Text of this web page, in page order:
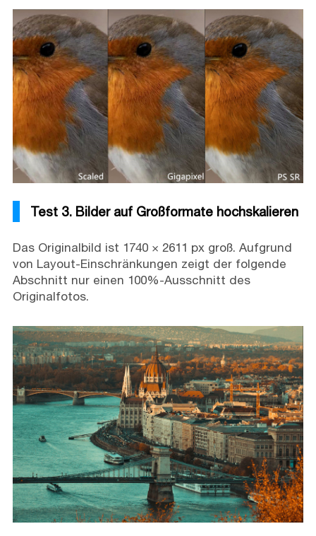
Test 3. Bilder auf Großformate hochskalieren
Das Originalbild ist 1740 × 2611 px groß. Aufgrund
von Layout-Einschränkungen zeigt der folgende
Abschnitt nur einen 100%-Ausschnitt des
Originalfotos.